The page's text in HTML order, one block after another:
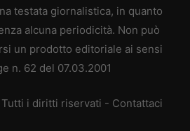
testata giornalistica, in quanto
alcuna periodicità. Non può
un prodotto editoriale ai sensi
n. 62 del 07.03.2001
i diritti riservati - Contattaci